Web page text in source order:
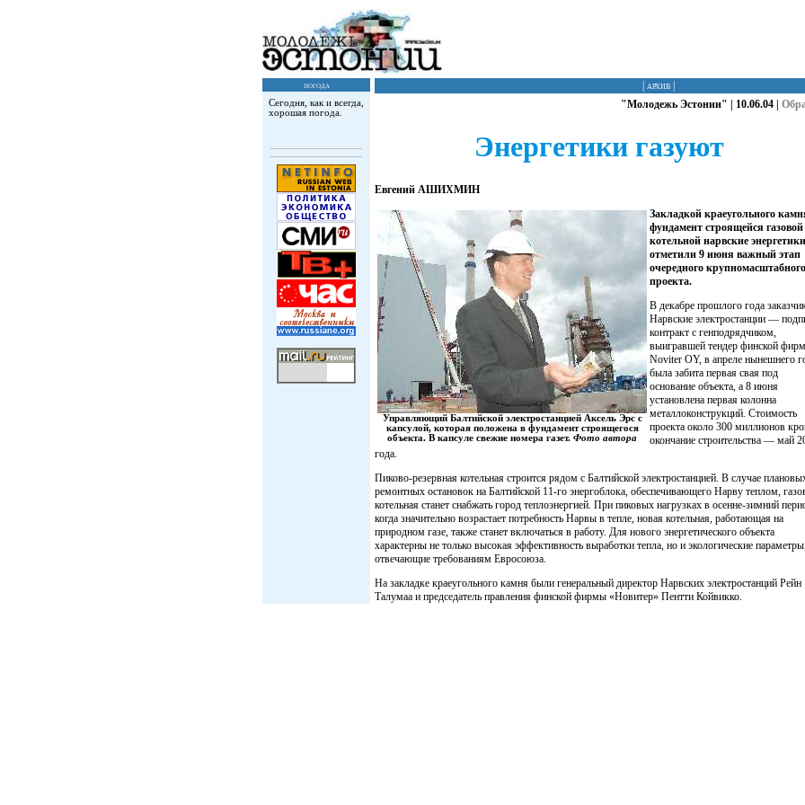
погода
Сегодня, как и всегда,
хорошая погода.
архив
"Молодежь Эстонии" | 10.06.04 |
Энергетики газуют
Евгений АШИХМИН
Управляющий Балтийской электростанцией Аксель Эрс с
капсулой, которая положена в фундамент строящегося
объекта. В капсуле свежие номера газет. Фото автора
Закладкой краеугольного
фундамент строящейся газовой
котельной нарвские энергетики
отметили 9 июня важный этап
очередного крупномасштабного
проекта.
В декабре прошлого года
Нарвские электростанции —
контракт с генподрядчиком,
выигравшей тендер финской
Noviter OY, в апреле нынешнего
была забита первая свая под
основание объекта, а 8 июня
установлена первая колонна
металлоконструкций. Стоимость
проекта около 300 миллионов
окончание строительства — май
года.
Пиково-резервная котельная строится рядом с Балтийской электростанцией. В случае
ремонтных остановок на Балтийской 11-го энергоблока, обеспечивающего Нарву теплом,
котельная станет снабжать город теплоэнергией. При пиковых нагрузках в осенне-зимний
когда значительно возрастает потребность Нарвы в тепле, новая котельная, работающая на
природном газе, также станет включаться в работу. Для нового энергетического объекта
характерны не только высокая эффективность выработки тепла, но и экологические
отвечающие требованиям Евросоюза.
На закладке краеугольного камня были генеральный директор Нарвских электростанций Рейн
Талумаа и председатель правления финской фирмы «Новитер» Пентти Койвикко.